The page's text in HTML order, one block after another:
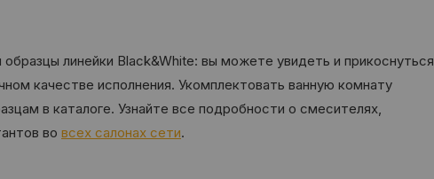
линейки Black&White: вы можете увидеть и прикоснуться
качестве исполнения. Укомплектовать ванную комнату
в каталоге. Узнайте все подробности о смесителях,
во всех салонах сети.